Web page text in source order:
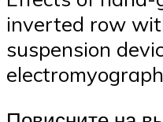
inverted row
suspension